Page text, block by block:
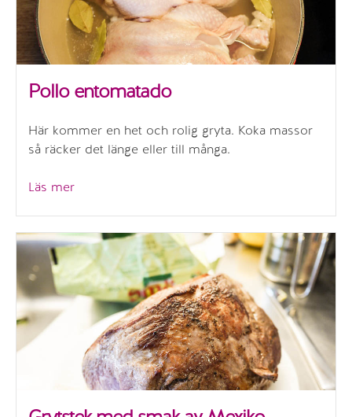
Pollo entomatado
Här kommer en het och rolig gryta. Koka massor
så räcker det länge eller till många.
Läs mer”Pollo